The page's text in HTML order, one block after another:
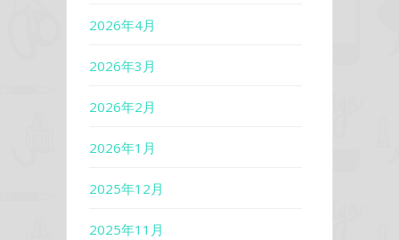
2026年4月
2026年3月
2026年2月
2026年1月
2025年12月
2025年11月